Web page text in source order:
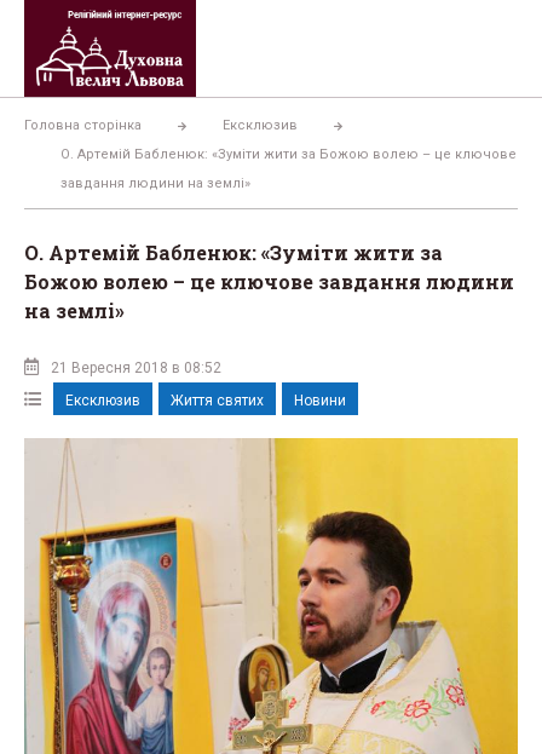
Перейти
вмісту
Головна сторінка
Ексклюзив
О. Артемій Бабленюк: «Зуміти жити за Божою волею – це ключове
завдання людини на землі»
О. Артемій Бабленюк: «Зуміти жити за
Божою волею – це ключове завдання людини
на землі»
21 Вересня 2018 в 08:52
Ексклюзив
Життя святих Новини